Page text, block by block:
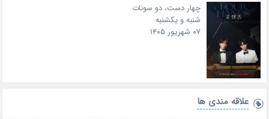
چهار دست، دو سونات
شنبه و یکشنبه
۰۷ شهریور ۱۴۰۵
علاقه‌ مندی ها